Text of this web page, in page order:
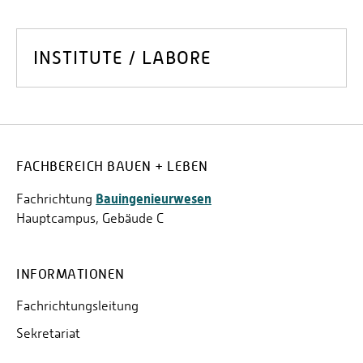
INSTITUTE / LABORE
FACHBEREICH BAUEN + LEBEN
Fachrichtung Bauingenieurwesen
Hauptcampus, Gebäude C
INFORMATIONEN
Fachrichtungsleitung
Sekretariat